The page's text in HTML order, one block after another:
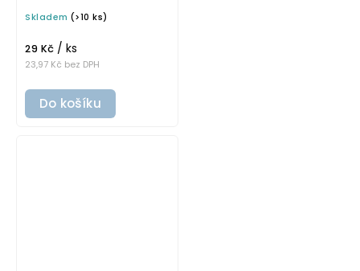
samolepka na
Skladem (>10 ks)
23,97 Kč bez DPH
29 Kč / ks
Do košíku